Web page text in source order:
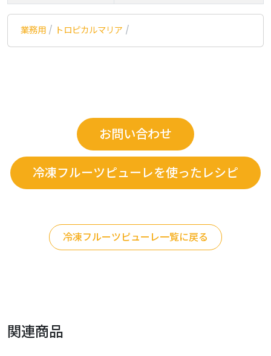
業務用 / トロピカルマリア /
お問い合わせ
冷凍フルーツピューレを使ったレシピ
冷凍フルーツピューレ一覧に戻る
関連商品